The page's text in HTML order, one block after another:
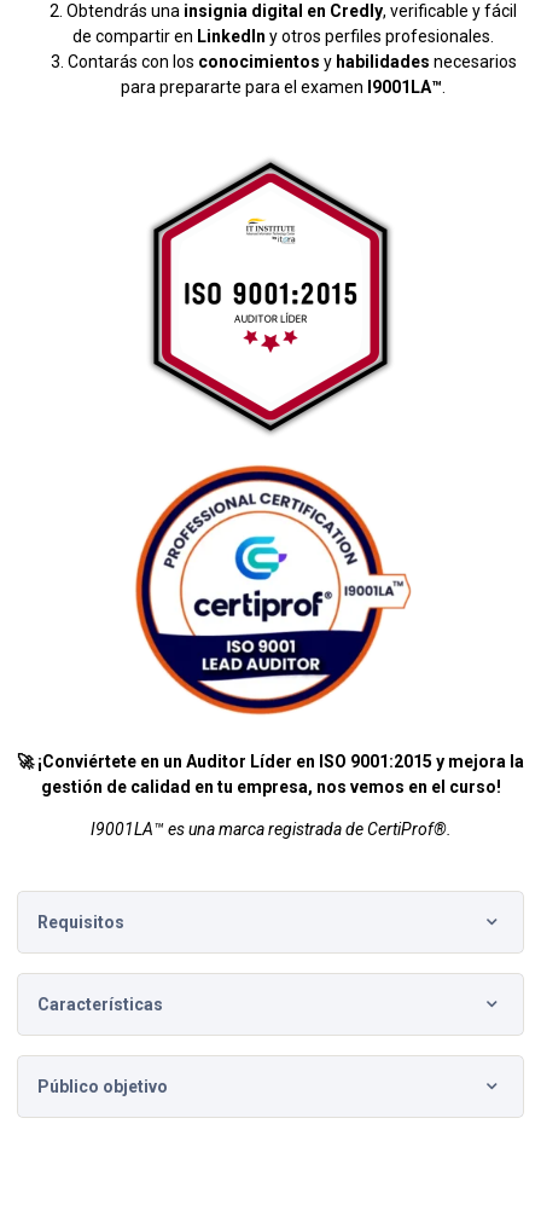
Obtendrás una insignia digital en Credly, verificable y fácil
de compartir en LinkedIn y otros perfiles profesionales.
Contarás con los conocimientos y habilidades necesarios
para prepararte para el examen I9001LA™.
🚀 ¡Conviértete en un Auditor Líder en ISO 9001:2015 y mejora la
gestión de calidad en tu empresa, nos vemos en el curso!
I9001LA™ es una marca registrada de CertiProf®.
Requisitos
Este curso no tiene requisitos previos.
Características
Lecciones dinámicas con ejercicios interactivos, foros de
opinión y herramientas de IA.
Público objetivo